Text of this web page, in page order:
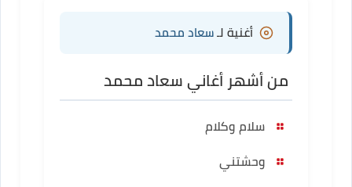
أغنية لـ سعاد محمد
من أشهر أغاني سعاد محمد
سلام وكلام
وحشتني